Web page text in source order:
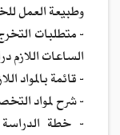
وطبيعة العمل
- متطلبات
الساعات اللازم
- قائمة بالمواد
- شرح لمواد
- خطة